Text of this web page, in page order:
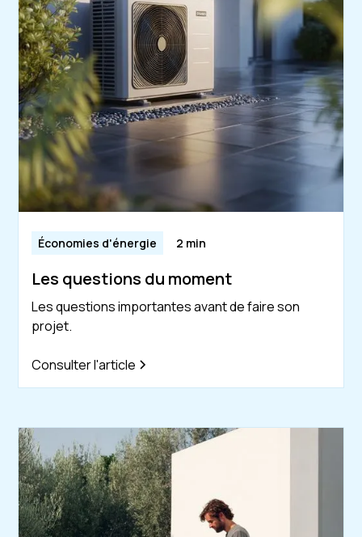
Économies d'énergie 2 min
Les questions du moment
Les questions importantes avant de faire son
projet.
Consulter l'article